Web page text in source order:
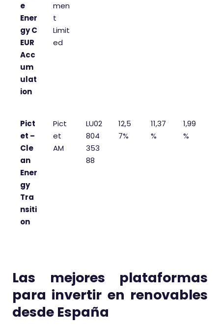
e
Ener
gy C
EUR
Acc
um
ulat
ion
men
t
Limit
ed
Pict
et –
Cle
an
Ener
gy
Tra
nsiti
on
Pict
et
AM
LU02
804
353
88
12,5
7%
11,37
%
1,99
%
Las mejores plataformas
para invertir en renovables
desde España